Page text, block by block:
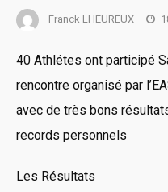
Franck LHEUREUX
40 Athlétes ont participé
rencontre organisé par
avec de très bons
records personnels
Les Résultats